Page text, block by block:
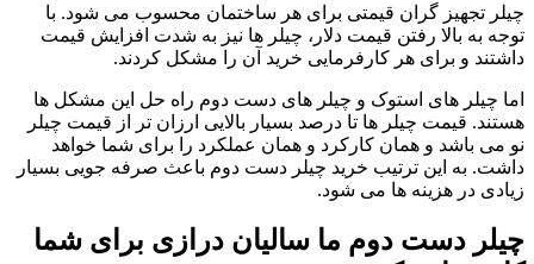
گران قیمتی برای هر ساختمان محسوب می شود. با
بالا رفتن قیمت دلار، چیلر ها نیز به شدت افزایش قیمت
و برای هر کارفرمایی خرید آن را مشکل کردند.
های استوک و چیلر های دست دوم راه حل این مشکل ها
چیلر ها تا درصد بسیار بالایی ارزان تر از قیمت چیلر
و همان کارکرد و همان عملکرد را برای شما خواهد
این ترتیب خرید چیلر دست دوم باعث صرفه جویی بسیار
هزینه ها می شود.
دست دوم ما سالیان درازی برای شما